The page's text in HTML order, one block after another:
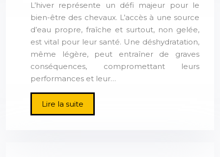
L’hiver représente un défi majeur pour le
bien-être des chevaux. L’accès à une source
d’eau propre, fraîche et surtout, non gelée,
est vital pour leur santé. Une déshydratation,
même légère, peut entraîner de graves
conséquences, compromettant leurs
performances et leur…
Lire la suite